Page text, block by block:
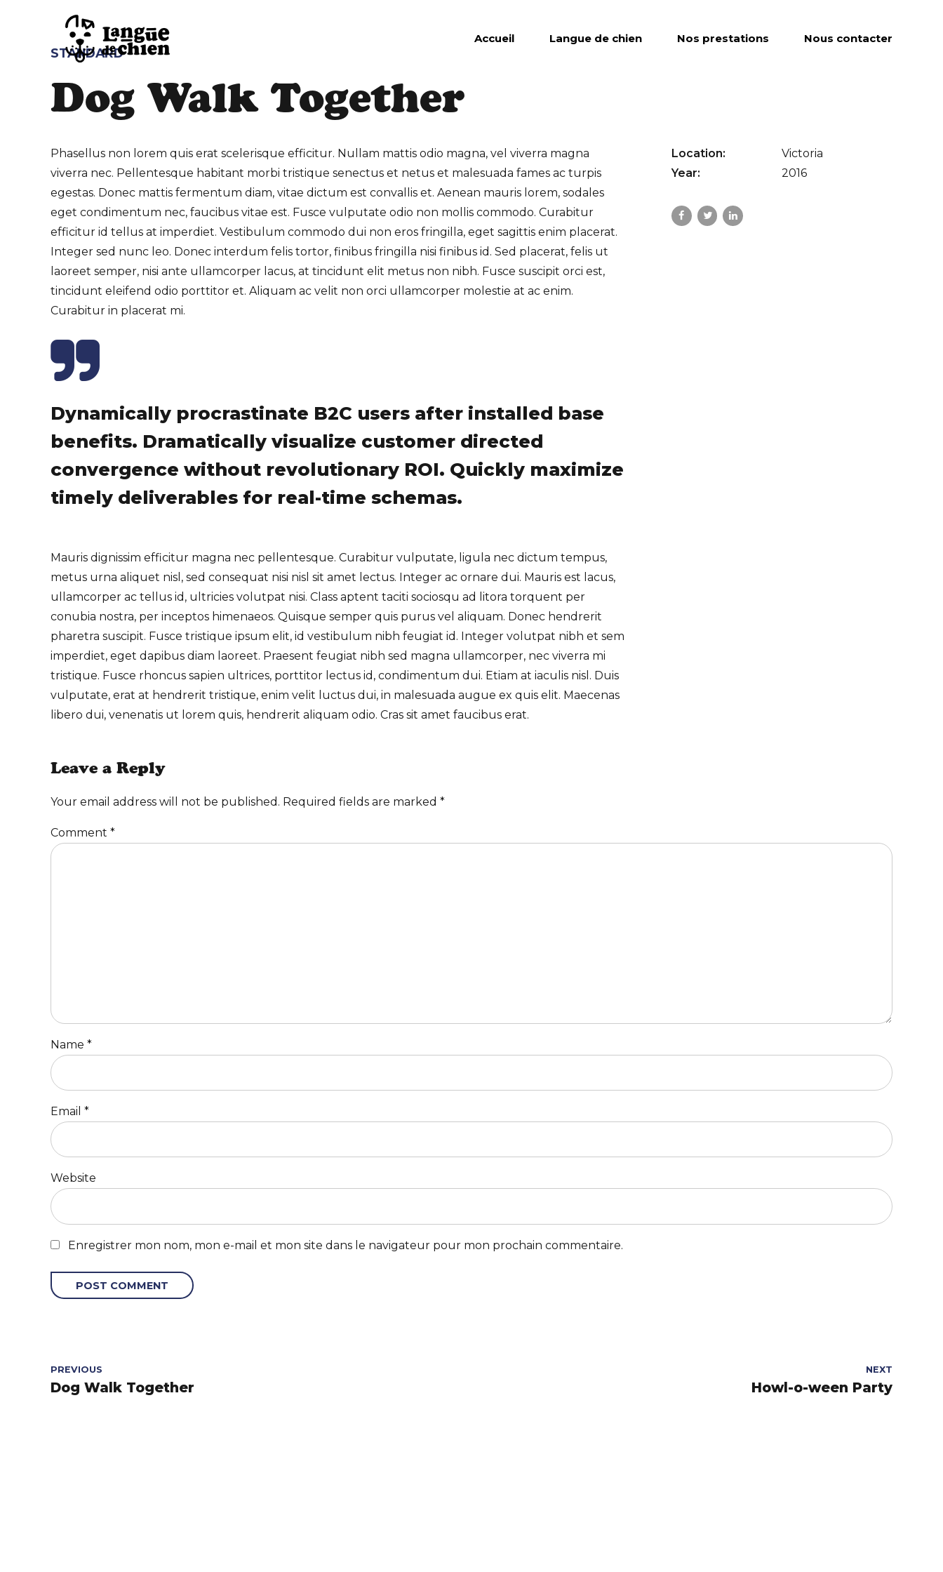
Accueil Langue de chien Nos prestations Nous contacter
STANDARD
Dog Walk Together
Phasellus non lorem quis erat scelerisque efficitur. Nullam mattis odio magna, vel viverra magna
viverra nec. Pellentesque habitant morbi tristique senectus et netus et malesuada fames ac turpis
egestas. Donec mattis fermentum diam, vitae dictum est convallis et. Aenean mauris lorem, sodales
eget condimentum nec, faucibus vitae est. Fusce vulputate odio non mollis commodo. Curabitur
efficitur id tellus at imperdiet. Vestibulum commodo dui non eros fringilla, eget sagittis enim placerat.
Integer sed nunc leo. Donec interdum felis tortor, finibus fringilla nisi finibus id. Sed placerat, felis ut
laoreet semper, nisi ante ullamcorper lacus, at tincidunt elit metus non nibh. Fusce suscipit orci est,
tincidunt eleifend odio porttitor et. Aliquam ac velit non orci ullamcorper molestie at ac enim.
Curabitur in placerat mi.
Dynamically procrastinate B2C users after installed base
benefits. Dramatically visualize customer directed
convergence without revolutionary ROI. Quickly maximize
timely deliverables for real-time schemas.
Mauris dignissim efficitur magna nec pellentesque. Curabitur vulputate, ligula nec dictum tempus,
metus urna aliquet nisl, sed consequat nisi nisl sit amet lectus. Integer ac ornare dui. Mauris est lacus,
ullamcorper ac tellus id, ultricies volutpat nisi. Class aptent taciti sociosqu ad litora torquent per
conubia nostra, per inceptos himenaeos. Quisque semper quis purus vel aliquam. Donec hendrerit
pharetra suscipit. Fusce tristique ipsum elit, id vestibulum nibh feugiat id. Integer volutpat nibh et sem
imperdiet, eget dapibus diam laoreet. Praesent feugiat nibh sed magna ullamcorper, nec viverra mi
tristique. Fusce rhoncus sapien ultrices, porttitor lectus id, condimentum dui. Etiam at iaculis nisl. Duis
vulputate, erat at hendrerit tristique, enim velit luctus dui, in malesuada augue ex quis elit. Maecenas
libero dui, venenatis ut lorem quis, hendrerit aliquam odio. Cras sit amet faucibus erat.
Location:
Victoria
Year:
2016
Leave a Reply
Your email address will not be published. Required fields are marked *
Comment *
Name *
Email *
Website
Enregistrer mon nom, mon e-mail et mon site dans le navigateur pour mon prochain commentaire.
POST COMMENT
PREVIOUS
Dog Walk Together
NEXT
Howl-o-ween Party